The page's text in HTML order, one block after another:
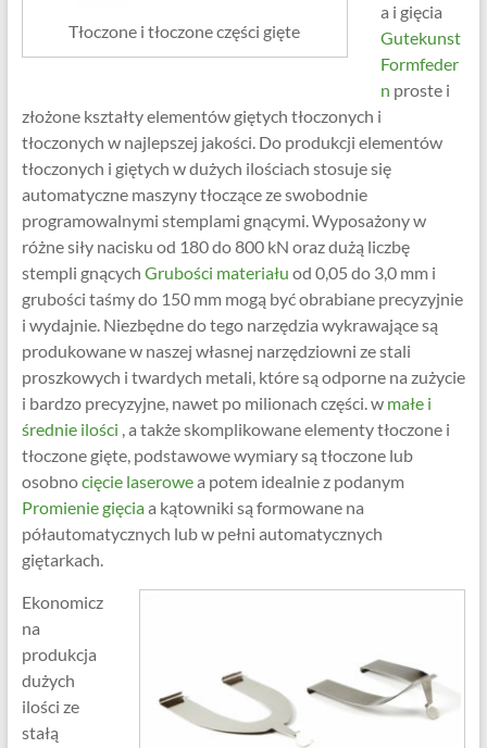
Tłoczone i tłoczone części gięte
a i gięcia
Gutekunst
Formfeder
n proste i
złożone kształty elementów giętych tłoczonych i
tłoczonych w najlepszej jakości. Do produkcji elementów
tłoczonych i giętych w dużych ilościach stosuje się
automatyczne maszyny tłoczące ze swobodnie
programowalnymi stemplami gnącymi. Wyposażony w
różne siły nacisku od 180 do 800 kN oraz dużą liczbę
stempli gnących Grubości materiału od 0,05 do 3,0 mm i
grubości taśmy do 150 mm mogą być obrabiane precyzyjnie
i wydajnie. Niezbędne do tego narzędzia wykrawające są
produkowane w naszej własnej narzędziowni ze stali
proszkowych i twardych metali, które są odporne na zużycie
i bardzo precyzyjne, nawet po milionach części. wmałe i
średnie ilości , a także skomplikowane elementy tłoczone i
tłoczone gięte, podstawowe wymiary są tłoczone lub
osobnocięcie laserowea potem idealnie z podanym
Promienie gięciaa kątowniki są formowane na
półautomatycznych lub w pełni automatycznych
giętarkach.
Ekonomicz
na
produkcja
dużych
ilości ze
stałą